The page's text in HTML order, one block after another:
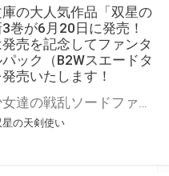
の大人気作品「双星の
巻が6月20日に発売！
売を記念してファンタ
ック（B2Wスエードタ
売いたします！
の天剣使い